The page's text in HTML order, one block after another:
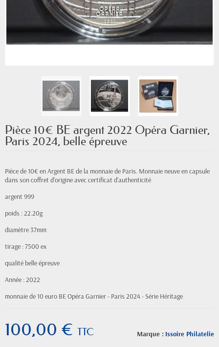
Pièce 10€ BE argent 2022 Opéra Garnier,
Paris 2024, belle épreuve
Pièce de 10€ en Argent BE de la monnaie de Paris. Monnaie neuve en capsule
dans son coffret d'origine avec certificat d'authenticité
argent 999
poids : 22.20g
diamètre 37mm
tirage : 7500 ex
qualité belle épreuve
Année : 2022
monnaie de 10 euro BE Opéra Garnier - Paris 2024 - Série Héritage
Marque : Issoire Philatelie
100,00 € TTC